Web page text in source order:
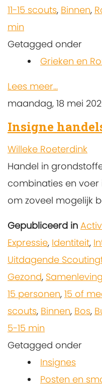
11-15 scouts, Binnen,
min
Getagged onder
Grieken en
Lees meer...
maandag, 18 mei
Insigne
Willeke Roeterdink
Handel in
combinaties en
om zoveel mogelijk
Gepubliceerd in
Expressie, Identiteit,
Uitdagende
Gezond, Samenleving
15 personen, 15 of
scouts, Binnen, Bos,
5-15 min
Getagged onder
Insignes
Posten en